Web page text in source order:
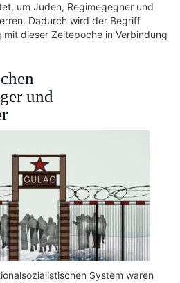
um Juden, Regimegegner und
Dadurch wird der Begriff
dieser Zeitepoche in Verbindung
und
System waren